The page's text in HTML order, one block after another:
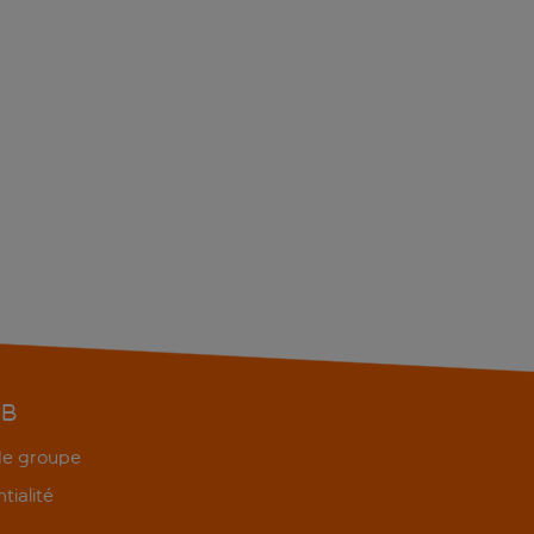
groupe